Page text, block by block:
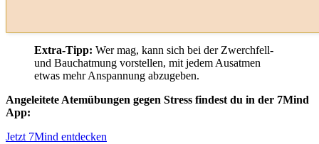
Extra-Tipp: Wer mag, kann sich bei der Zwerchfell-
und Bauchatmung vorstellen, mit jedem Ausatmen
etwas mehr Anspannung abzugeben.
Angeleitete Atemübungen gegen Stress findest du in der 7Mind
App:
Jetzt 7Mind entdecken